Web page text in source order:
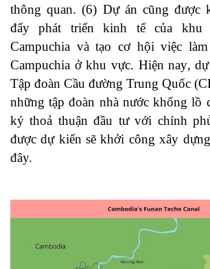
thông quan. (6) Dự án cũng được
đẩy phát triển kinh tế của khu
Campuchia và tạo cơ hội việc
Campuchia ở khu vực. Hiện nay,
Tập đoàn Cầu đường Trung Quốc
những tập đoàn nhà nước khổng lồ
ký thoả thuận đầu tư với chính
được dự kiến sẽ khởi công xây
đây.